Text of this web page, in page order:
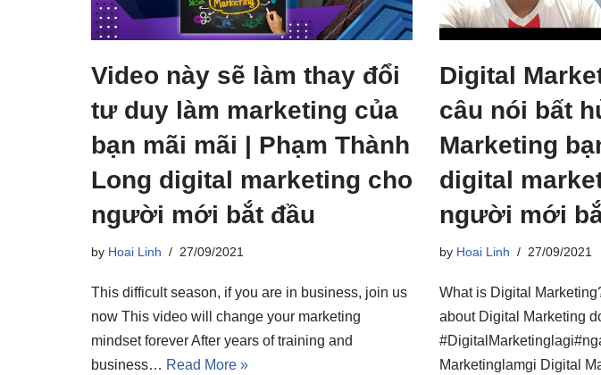
Video này sẽ làm thay đổi
tư duy làm marketing của
bạn mãi mãi | Phạm Thành
Long digital marketing cho
người mới bắt đầu
by Hoai Linh 27/09/2021
This difficult season, if you are in business, join us
now This video will change your marketing
mindset forever After years of training and
business… Read More »
Digital
câu nói bất
Marketing
digital
người mới
by Hoai Linh 27/09/2021
What is Digital
about Digital Marketing
Marketinglamgi Digital